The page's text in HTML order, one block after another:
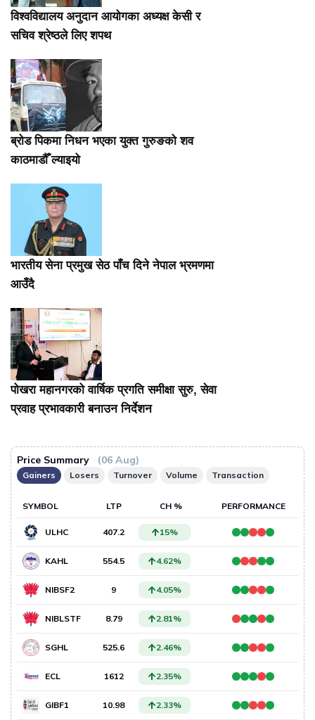
विश्वविद्यालय अनुदान आयोगका अध्यक्ष केसी र
सचिव श्रेष्ठले लिए शपथ
ब्रोड पिकमा निधन भएका युक्त गुरुङको शव
काठमाडौँ ल्याइयो
भारतीय सेना प्रमुख सेठ पाँच दिने नेपाल भ्रमणमा
आउँदै
पोखरा महानगरको वार्षिक प्रगति समीक्षा सुरु, सेवा
प्रवाह प्रभावकारी बनाउन निर्देशन